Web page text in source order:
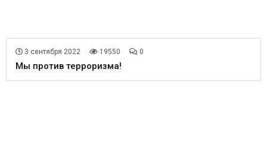
3 сентября 2022 19550 0
Мы против терроризма!